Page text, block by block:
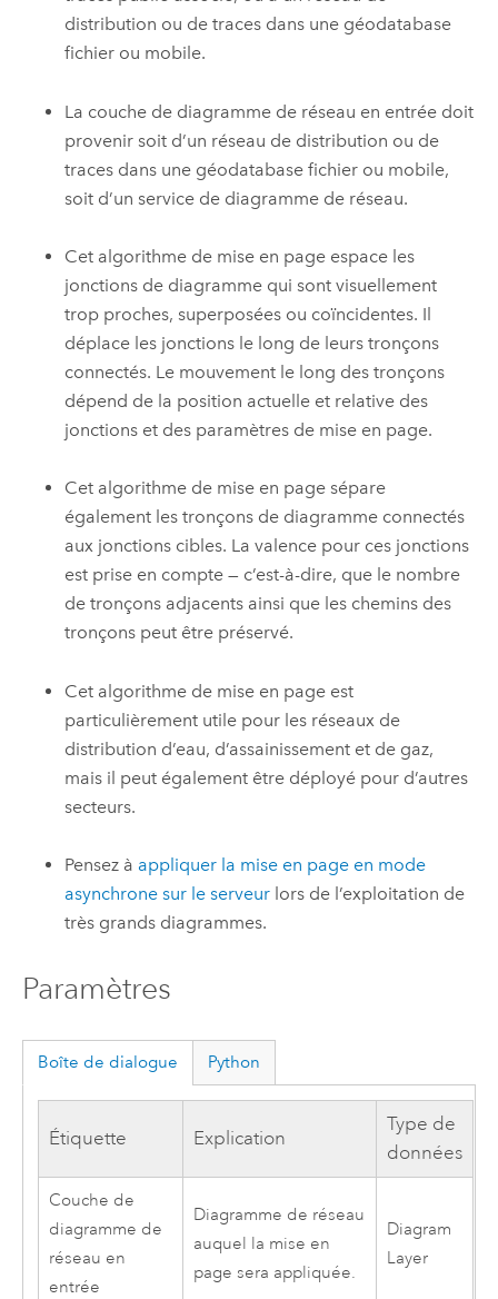
distribution ou de traces dans une géodatabase
fichier ou mobile.
La couche de diagramme de réseau en entrée doit
provenir soit d’un réseau de distribution ou de
traces dans une géodatabase fichier ou mobile,
soit d’un service de diagramme de réseau.
Cet algorithme de mise en page espace les
jonctions de diagramme qui sont visuellement
trop proches, superposées ou coïncidentes. Il
déplace les jonctions le long de leurs tronçons
connectés. Le mouvement le long des tronçons
dépend de la position actuelle et relative des
jonctions et des paramètres de mise en page.
Cet algorithme de mise en page sépare
également les tronçons de diagramme connectés
aux jonctions cibles. La valence pour ces jonctions
est prise en compte — c’est-à-dire, que le nombre
de tronçons adjacents ainsi que les chemins des
tronçons peut être préservé.
Cet algorithme de mise en page est
particulièrement utile pour les réseaux de
distribution d’eau, d’assainissement et de gaz,
mais il peut également être déployé pour d’autres
secteurs.
Pensez à appliquer la mise en page en mode
asynchrone sur le serveur lors de l’exploitation de
très grands diagrammes.
Paramètres
Boîte de dialogue Python
Étiquette Explication
Type de
données
Couche de
diagramme de
réseau en
entrée
Diagramme de réseau
auquel la mise en
page sera appliquée.
Diagram
Layer